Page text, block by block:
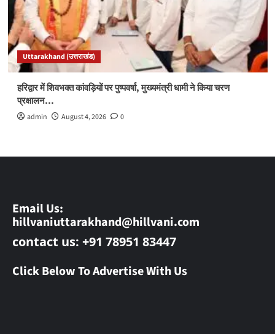
Uttarakhand (उत्तराखंड)
हरिद्वार में शिवभक्त कांवड़ियों पर पुष्पवर्षा, मुख्यमंत्री धामी ने किया चरण
प्रक्षालन…
admin August 4, 2026 0
Email Us:
hillvaniuttarakhand@hillvani.com
contact us: +91 78951 83447
Click Below To Advertise With Us